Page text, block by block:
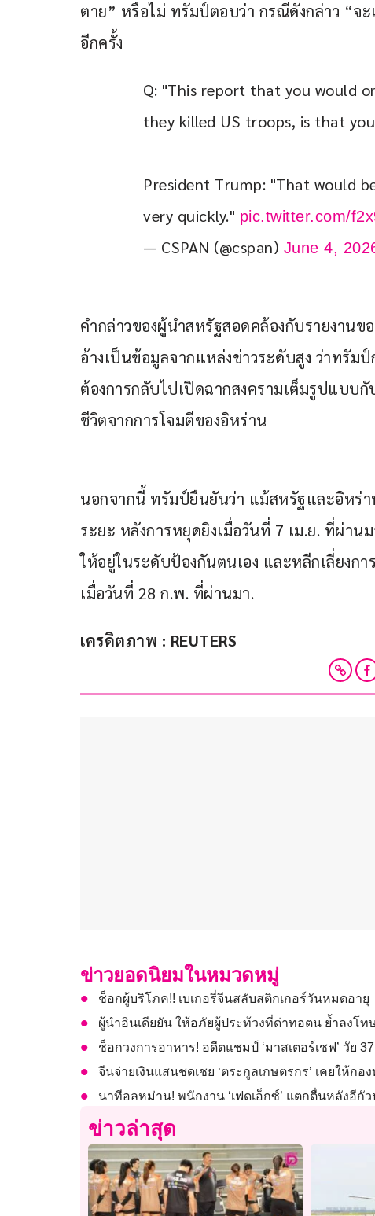
ตาย” หรือไม่ ทรัมป์ตอบว่า กรณีดังกล่าว “จ
อีกครั้ง
Q: "This report that you would
they killed US troops, is that
President Trump: "That would
very quickly." pic.twitter.com/
— CSPAN (@cspan) June 4,
คำกล่าวของผู้นำสหรัฐสอดคล้องกับรายงานข
อ้างเป็นข้อมูลจากแหล่งข่าวระดับสูง ว่าทรัม
ต้องการกลับไปเปิดฉากสงครามเต็มรูปแบบ
ชีวิตจากการโจมตีของอิหร่าน
นอกจากนี้ ทรัมป์ยืนยันว่า แม้สหรัฐและอิหร่
ระยะ หลังการหยุดยิงเมื่อวันที่ 7 เม.ย. ที่ผ่า
ให้อยู่ในระดับป้องกันตนเอง และหลีกเลี่ยงก
เมื่อวันที่ 28 ก.พ. ที่ผ่านมา.
เครดิตภาพ : REUTERS
ข่าวยอดนิยมในหมวดหมู่
ช็อกผู้บริโภค!! เบเกอรี่จีนสลับสติกเกอร์วันหมดอายุ
ผู้นำอินเดียยัน ให้อภัยผู้ประท้วงที่ด่าทอตน ย้ำลงโ
ช็อกวงการอาหาร! อดีตแชมป์ ‘มาสเตอร์เชฟ’ วัย
จีนจ่ายเงินแสนชดเชย ‘ตระกูลเกษตรกร’ เคยให้กอ
นาทีอลหม่าน! พนักงาน ‘เฟดเอ็กซ์’ แตกตื่นหลังอี
ข่าวล่าสุด